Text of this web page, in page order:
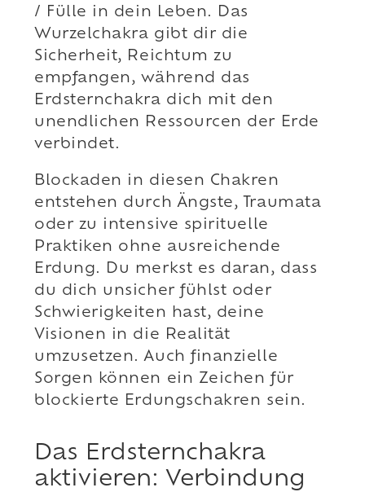
/ Fülle in dein Leben. Das
Wurzelchakra gibt dir die
Sicherheit, Reichtum zu
empfangen, während das
Erdsternchakra dich mit den
unendlichen Ressourcen der Erde
verbindet.
Blockaden in diesen Chakren
entstehen durch Ängste, Traumata
oder zu intensive spirituelle
Praktiken ohne ausreichende
Erdung. Du merkst es daran, dass
du dich unsicher fühlst oder
Schwierigkeiten hast, deine
Visionen in die Realität
umzusetzen. Auch finanzielle
Sorgen können ein Zeichen für
blockierte Erdungschakren sein.
Das Erdsternchakra
aktivieren: Verbindung